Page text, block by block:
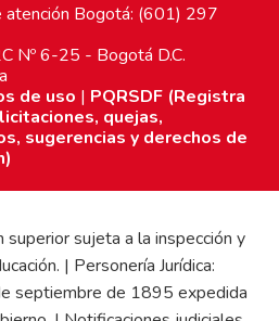
atención Bogotá: (601) 297
Nº 6-25 - Bogotá D.C.
de uso | PQRSDF (Registra
quejas,
sugerencias y derechos de
sujeta a la inspección y
| Personería Jurídica:
septiembre de 1895 expedida